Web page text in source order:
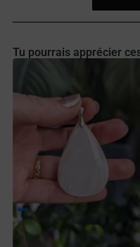
Tu pourrais apprécier